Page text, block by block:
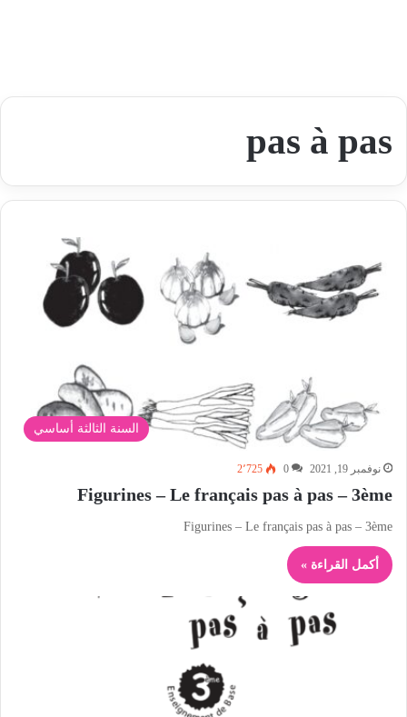
pas à pas
السنة الثالثة أساسي
نوفمبر 19, 2021 0 2٬725
Figurines – Le français pas à pas – 3ème
Figurines – Le français pas à pas – 3ème
أكمل القراءة »